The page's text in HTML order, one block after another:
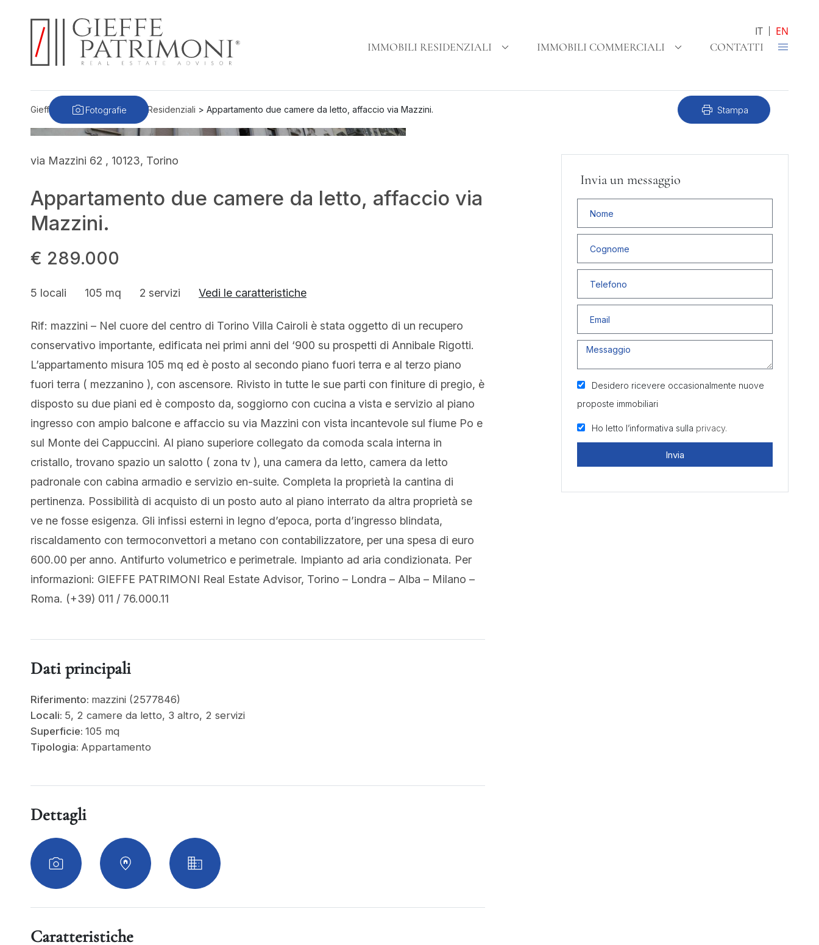
IT
EN
IMMOBILI RESIDENZIALI
IMMOBILI COMMERCIALI CONTATTI
print Stampa
Gieffe Patrimoni>Immobili Residenziali > Appartamento due camere da letto, affaccio via Mazzini.
Fotografie
via Mazzini 62 , 10123, Torino
Appartamento due camere da letto, affaccio via
Mazzini.
€ 289.000
5 locali 105 mq 2 servizi Vedi le caratteristiche
Rif: mazzini – Nel cuore del centro di Torino Villa Cairoli è stata oggetto di un recupero
conservativo importante, edificata nei primi anni del ‘900 su prospetti di Annibale Rigotti.
L’appartamento misura 105 mq ed è posto al secondo piano fuori terra e al terzo piano
fuori terra ( mezzanino ), con ascensore. Rivisto in tutte le sue parti con finiture di pregio, è
disposto su due piani ed è composto da, soggiorno con cucina a vista e servizio al piano
ingresso con ampio balcone e affaccio su via Mazzini con vista incantevole sul fiume Po e
sul Monte dei Cappuccini. Al piano superiore collegato da comoda scala interna in
cristallo, trovano spazio un salotto ( zona tv ), una camera da letto, camera da letto
padronale con cabina armadio e servizio en-suite. Completa la proprietà la cantina di
pertinenza. Possibilità di acquisto di un posto auto al piano interrato da altra proprietà se
ve ne fosse esigenza. Gli infissi esterni in legno d’epoca, porta d’ingresso blindata,
riscaldamento con termoconvettori a metano con contabilizzatore, per una spesa di euro
600.00 per anno. Antifurto volumetrico e perimetrale. Impianto ad aria condizionata. Per
informazioni: GIEFFE PATRIMONI Real Estate Advisor, Torino – Londra – Alba – Milano –
Roma. (+39) 011 / 76.000.11
Dati principali
Riferimento: mazzini (2577846)
Locali: 5, 2 camere da letto, 3 altro, 2 servizi
Superficie: 105 mq
Tipologia: Appartamento
Dettagli
Caratteristiche
Invia un messaggio
Desidero ricevere occasionalmente nuove
proposte immobiliari
Ho letto l’informativa sulla privacy.
Invia